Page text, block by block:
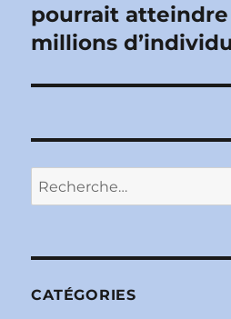
suivante :
pourrait atteindre
millions
Recherche
pour :
CATÉGORIES